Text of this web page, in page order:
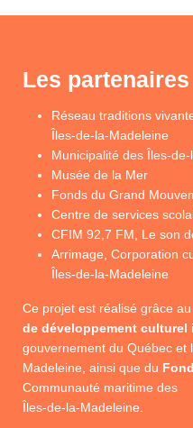
Les partenaires
Réseau traditions
Îles-de-la-Madeleine
Municipalité des Îles-
Musée de la Mer
Fonds du Grand
Centre de services
CFIM 92,7 FM, Le son
Arrimage, Corporation
Îles-de-la-Madeleine
Ce projet est réalisé grâce
de développement culturel
gouvernement du Québec et
Madeleine, ainsi que du
Communauté maritime des
Îles-de-la-Madeleine.